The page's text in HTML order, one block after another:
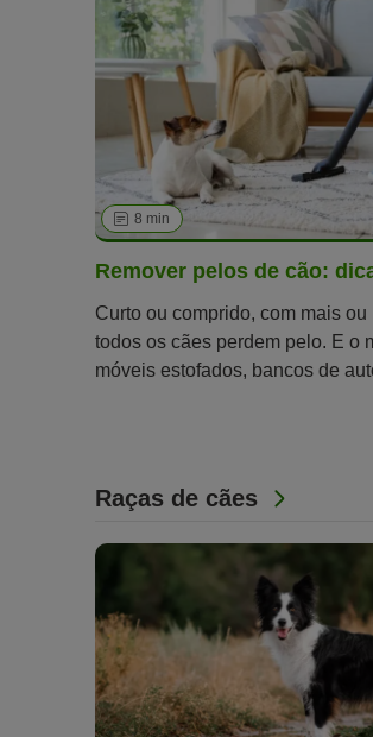
8 min
Remover pelos de cão:
Curto ou comprido, com mais
todos os cães perdem pelo. E o
móveis estofados, bancos de
Raças de cães